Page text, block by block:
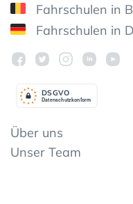
Fahrschulen in
Fahrschulen in
Datenschutzkonform
DSGVO
Über uns
Unser Team